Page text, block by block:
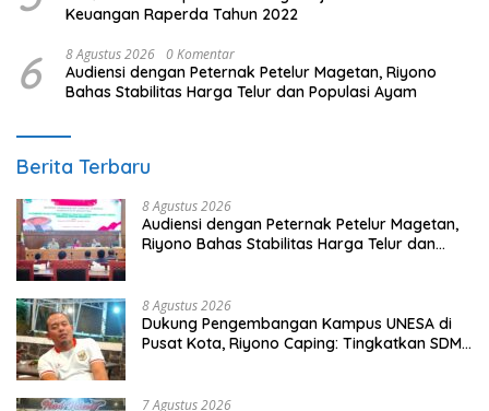
Keuangan Raperda Tahun 2022
6 8 Agustus 2026 0 Komentar
Audiensi dengan Peternak Petelur Magetan, Riyono
Bahas Stabilitas Harga Telur dan Populasi Ayam
Berita Terbaru
8 Agustus 2026
Audiensi dengan Peternak Petelur Magetan,
Riyono Bahas Stabilitas Harga Telur dan
8 Agustus 2026
Dukung Pengembangan Kampus UNESA di
Pusat Kota, Riyono Caping: Tingkatkan SDM
7 Agustus 2026